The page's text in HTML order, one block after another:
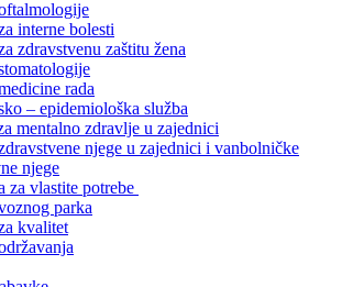
interne bolesti
zdravstvenu zaštitu žena
rada
– epidemiološka služba
mentalno zdravlje u zajednici
njege u zajednici i vanbolničke
njege
za vlastite potrebe
parka
kvalitet